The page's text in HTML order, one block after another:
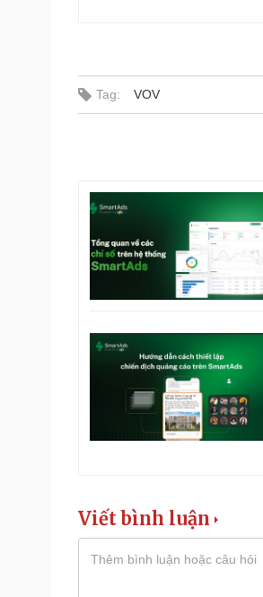
Tag: VOV
Viết bình luận